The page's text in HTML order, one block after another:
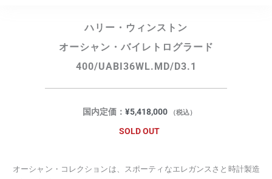
ハリー・ウィンストン
オーシャン・バイレトログラード
400/UABI36WL.MD/D3.1
国内定価： ¥5,418,000 （税込）
SOLD OUT
オーシャン・コレクションは、スポーティなエレガンスさと時計製造